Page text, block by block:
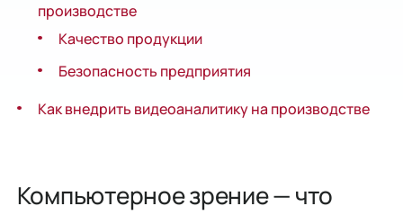
производстве
Качество продукции
Безопасность предприятия
Как внедрить видеоаналитику на производстве
Компьютерное зрение — что